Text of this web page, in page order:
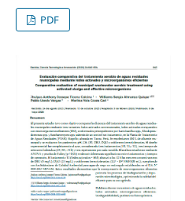
PDF